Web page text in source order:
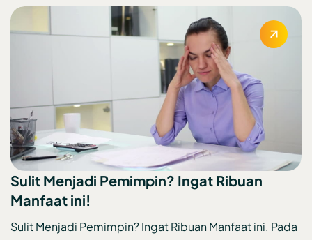
Sulit Menjadi Pemimpin? Ingat Ribuan
Manfaat ini!
Sulit Menjadi Pemimpin? Ingat Ribuan Manfaat ini. Pada